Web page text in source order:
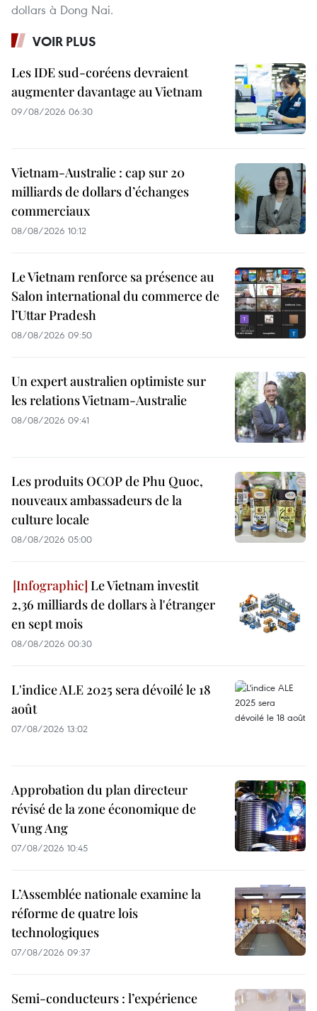
dollars à Dong Nai.
VOIR PLUS
Les IDE sud-coréens devraient
augmenter davantage au Vietnam
09/08/2026 06:30
Vietnam-Australie : cap sur 20
milliards de dollars d’échanges
commerciaux
08/08/2026 10:12
Le Vietnam renforce sa présence au
Salon international du commerce de
l’Uttar Pradesh
08/08/2026 09:50
Un expert australien optimiste sur
les relations Vietnam-Australie
08/08/2026 09:41
Les produits OCOP de Phu Quoc,
nouveaux ambassadeurs de la
culture locale
08/08/2026 05:00
Le Vietnam investit
2,36 milliards de dollars à l'étranger
en sept mois
08/08/2026 00:30
L'indice ALE 2025 sera dévoilé le 18
août
07/08/2026 13:02
Approbation du plan directeur
révisé de la zone économique de
Vung Ang
07/08/2026 10:45
L’Assemblée nationale examine la
réforme de quatre lois
technologiques
07/08/2026 09:37
Semi-conducteurs : l’expérience